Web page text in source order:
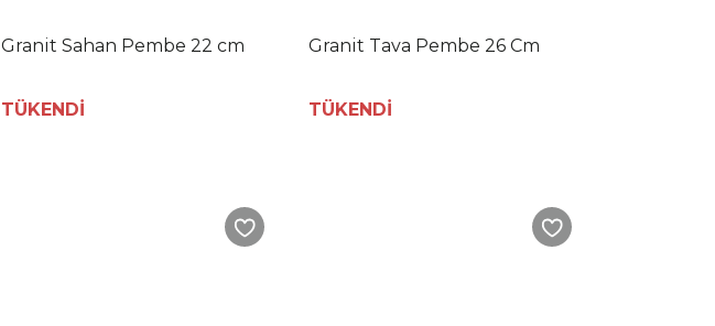
Granit Sahan Pembe 22 cm
TÜKENDİ
Granit Tava Pembe 26 Cm
TÜKENDİ